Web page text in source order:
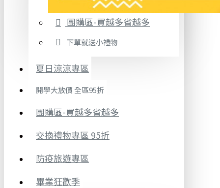
團購區-買越多省越多
下單就送小禮物
夏日涼涼專區
開學大放價 全區95折
團購區-買越多省越多
交換禮物專區 95折
防疫旅遊專區
畢業狂歡季